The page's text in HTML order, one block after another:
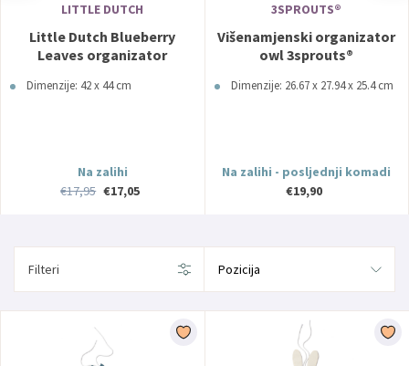
LITTLE DUTCH
Little Dutch Blueberry
Leaves organizator
Dimenzije: 42 x 44 cm
Na zalihi
€17,95 €17,05
3SPROUTS®
Višenamjenski organizator
owl 3sprouts®
Dimenzije: 26.67 x 27.94 x 25.4 cm
Na zalihi - posljednji komadi
€19,90
Filteri